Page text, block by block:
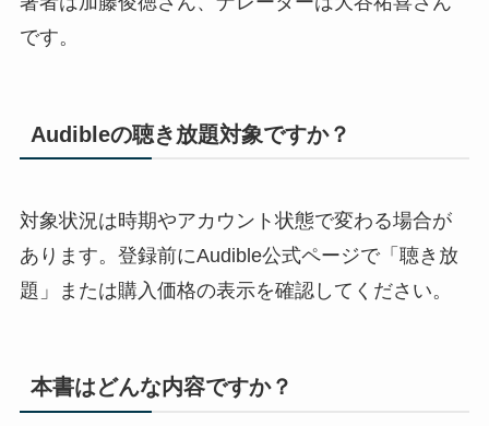
です。
Audibleの聴き放題対象ですか？
対象状況は時期やアカウント状態で変わる場合が
あります。登録前にAudible公式ページで「聴き放
題」または購入価格の表示を確認してください。
本書はどんな内容ですか？